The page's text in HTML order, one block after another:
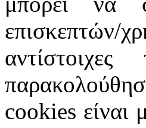
επισκεπτών/
cookies είναι